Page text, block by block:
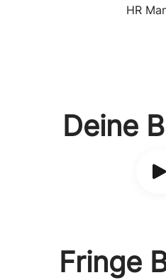
HR
Deine
Fringe